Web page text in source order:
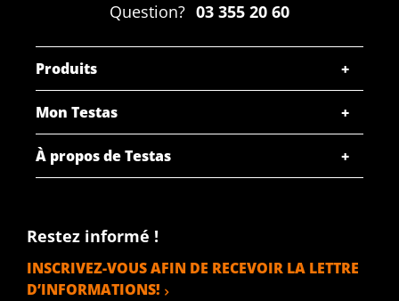
Question? 03 355 20 60
Produits
Mon Testas
À propos de Testas
Restez informé !
INSCRIVEZ-VOUS AFIN DE RECEVOIR LA LETTRE
D’INFORMATIONS!